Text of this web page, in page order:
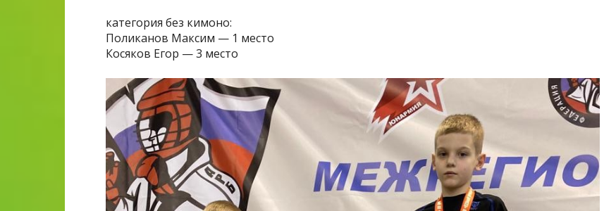
категория без кимоно:
Поликанов Максим — 1 место
Косяков Егор — 3 место